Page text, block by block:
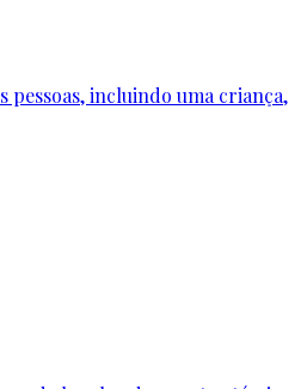
pessoas, incluindo uma criança,